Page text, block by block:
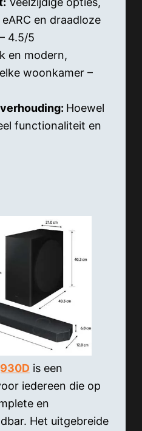
en draadloze
4.5/5
en modern,
woonkamer –
Hoewel
functionaliteit en
is een
iedereen die op
en
Het uitgebreide